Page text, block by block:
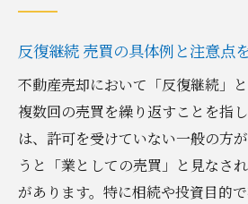
反復継続 売買の具体例と注意点
不動産売却において「反復継続」
複数回の売買を繰り返すことを指
は、許可を受けていない一般の方
うと「業としての売買」と見なさ
があります。特に相続や投資目的